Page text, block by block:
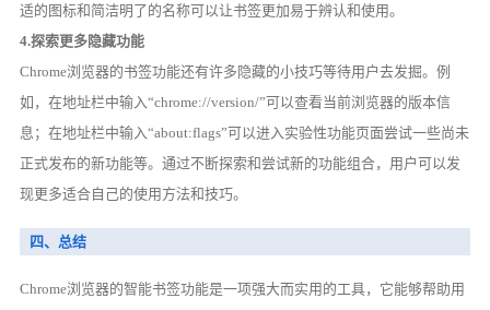
适的图标和简洁明了的名称可以让书签更加易于辨认和使用。
4.探索更多隐藏功能
Chrome浏览器的书签功能还有许多隐藏的小技巧等待用户去发掘。例
如，在地址栏中输入“chrome://version/”可以查看当前浏览器的版本信
息；在地址栏中输入“about:flags”可以进入实验性功能页面尝试一些尚未
正式发布的新功能等。通过不断探索和尝试新的功能组合，用户可以发
现更多适合自己的使用方法和技巧。
四、总结
Chrome浏览器的智能书签功能是一项强大而实用的工具，它能够帮助用